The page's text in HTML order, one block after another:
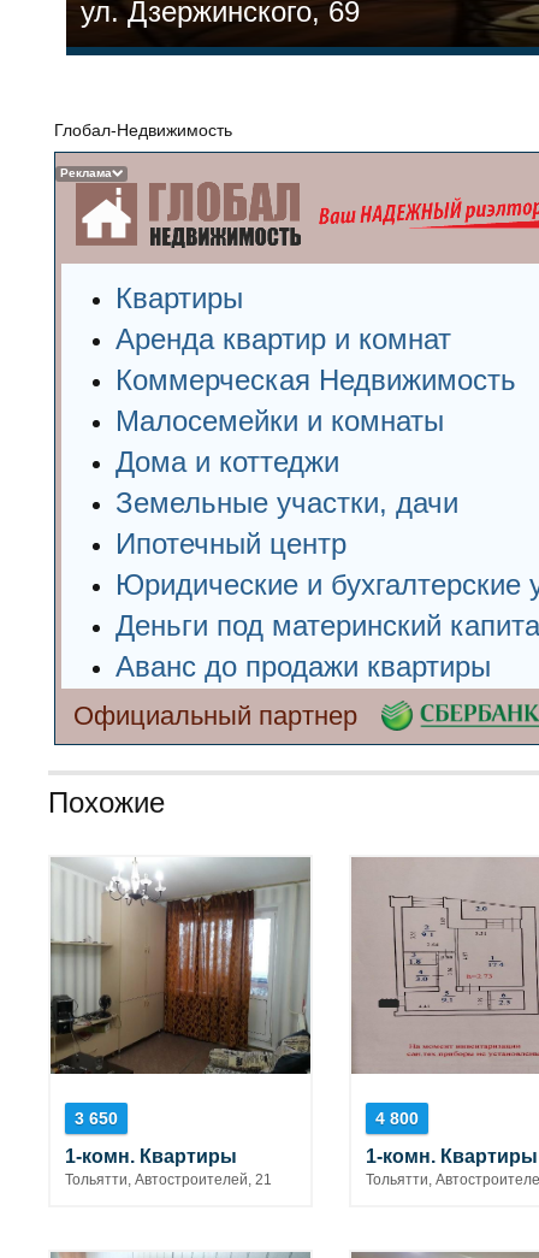
ул. Дзержинского, 69
Реклама
Глобал-Недвижимость
Квартиры
Аренда квартир и комнат
Коммерческая Недвижимость
Малосемейки и комнаты
Дома и коттеджи
Земельные участки, дачи
Ипотечный центр
Юридические и бухгалтерские
Деньги под материнский
Аванс до продажи квартиры
Официальный партнер
Похожие
3 650
1-комн. Квартиры
Тольятти, Автостроителей, 21
4 800
1-комн. Квартиры
Тольятти,